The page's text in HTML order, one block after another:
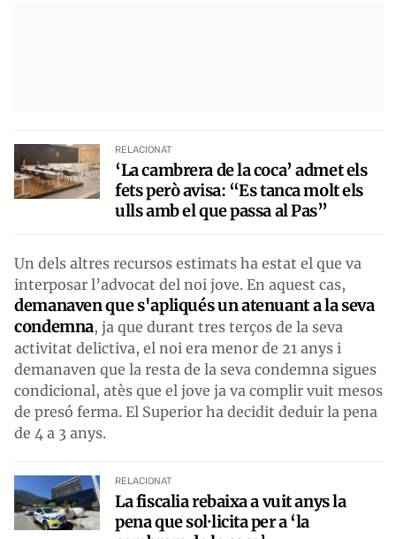
RELACIONAT
‘La cambrera de la coca’ admet els
fets però avisa: “Es tanca molt els
ulls amb el que passa al Pas”
Un dels altres recursos estimats ha estat el que va
interposar l’advocat del noi jove. En aquest cas,
demanaven que s'apliqués un atenuant a la seva
condemna, ja que durant tres terços de la seva
activitat delictiva, el noi era menor de 21 anys i
demanaven que la resta de la seva condemna sigues
condicional, atès que el jove ja va complir vuit mesos
de presó ferma. El Superior ha decidit deduir la pena
de 4 a 3 anys.
RELACIONAT
La fiscalia rebaixa a vuit anys la
pena que sol·licita per a ‘la